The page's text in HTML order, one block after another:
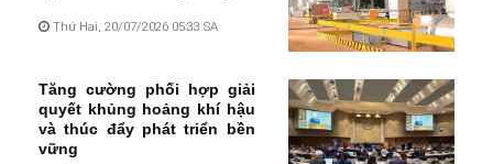
Thứ Hai, 20/07/2026 05:33 SA
Tăng cường phối hợp giải
quyết khủng hoảng khí hậu
và thúc đẩy phát triển bền
vững